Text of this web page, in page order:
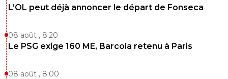
L’OL peut déjà annoncer le départ de Fonseca
08 août , 8:20
Le PSG exige 160 ME, Barcola retenu à Paris
08 août , 8:00